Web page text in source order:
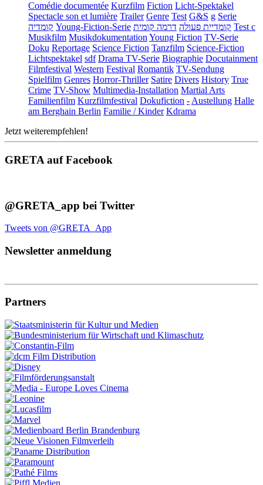
Comédie documentée Kurzfilm Fiction Licht-Spektakel
Spectacle son et lumière Trailer Genre Test G&S g Serie
קומדיה Young-Fiction-Serie קומדיית פעולה דרמה קומית
Test c
Musikfilm MusikdokumentationYoung Fiction TV-Serie
Doku Reportage Science Fiction Tanzfilm Science-Fiction
Lichtspektakel sdf Drama TV-Serie Biographie Docutainment
Filmfestival Western Festival Romantik TV-Sendung
Spielfilm Genres Horror-Thriller Satire Divers History True
Crime TV-Show Multimedia-Installation Martial Arts
Familienfilm Kurzfilmfestival Dokufiction -Austellung Halle
am Berghain Berlin Familie / Kinder Kdrama
Jetzt weiterempfehlen!
GRETA auf Facebook
@GRETA_app bei Twitter
Tweets von @GRETA_App
Newsletter anmeldung
Partners